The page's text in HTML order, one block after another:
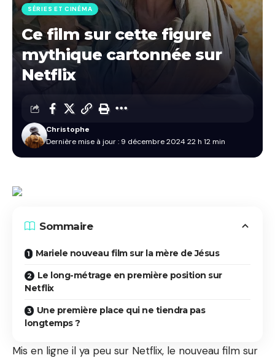
SÉRIES ET CINÉMA
Ce film sur cette figure
mythique cartonnée sur
Netflix
Dernière mise à jour : 9 décembre 2024 22 h 12 min
Christophe
Sommaire
Mariele nouveau film sur la mère de Jésus
Le long-métrage en première position sur
Netflix
Une première place qui ne tiendra pas
longtemps ?
Mis en ligne il ya peu sur Netflix, le nouveau film sur